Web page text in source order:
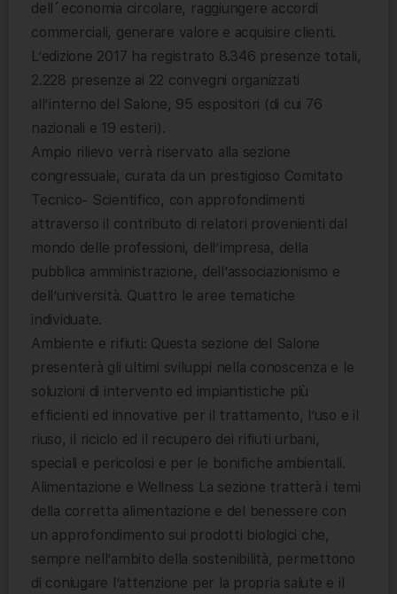
dell´economia circolare, raggiungere accordi
commerciali, generare valore e acquisire clienti.
L’edizione 2017 ha registrato 8.346 presenze totali,
2.228 presenze ai 22 convegni organizzati
all’interno del Salone, 95 espositori (di cui 76
nazionali e 19 esteri).
Ampio rilievo verrà riservato alla sezione
congressuale, curata da un prestigioso Comitato
Tecnico- Scientifico, con approfondimenti
attraverso il contributo di relatori provenienti dal
mondo delle professioni, dell’impresa, della
pubblica amministrazione, dell’associazionismo e
dell’università. Quattro le aree tematiche
individuate.
Ambiente e rifiuti: Questa sezione del Salone
presenterà gli ultimi sviluppi nella conoscenza e le
soluzioni di intervento ed impiantistiche più
efficienti ed innovative per il trattamento, l’uso e il
riuso, il riciclo ed il recupero dei rifiuti urbani,
speciali e pericolosi e per le bonifiche ambientali.
Alimentazione e Wellness La sezione tratterà i temi
della corretta alimentazione e del benessere con
un approfondimento sui prodotti biologici che,
sempre nell’ambito della sostenibilità, permettono
di coniugare l’attenzione per la propria salute e il